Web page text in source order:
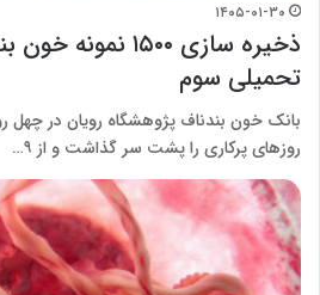
۱۴۰۵-۰۱-۳۰
ذخیره سازی ۱۵۰۰
تحمیلی سوم
بانک خون بندناف پژوهشگاه رویان در
روزهای پرکاری را پشت سر گذاشت و از ۹…